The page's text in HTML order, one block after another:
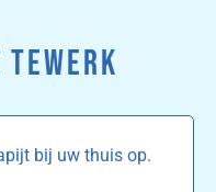
bij uw thuis op.